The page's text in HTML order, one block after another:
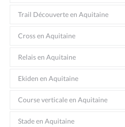
Trail Découverte en Aquitaine
Cross en Aquitaine
Relais en Aquitaine
Ekiden en Aquitaine
Course verticale en Aquitaine
Stade en Aquitaine